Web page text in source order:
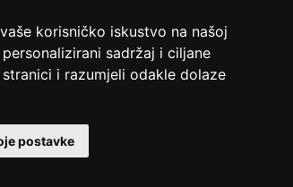
korisničko iskustvo na našoj
sadržaj i ciljane
i razumjeli odakle dolaze
postavke